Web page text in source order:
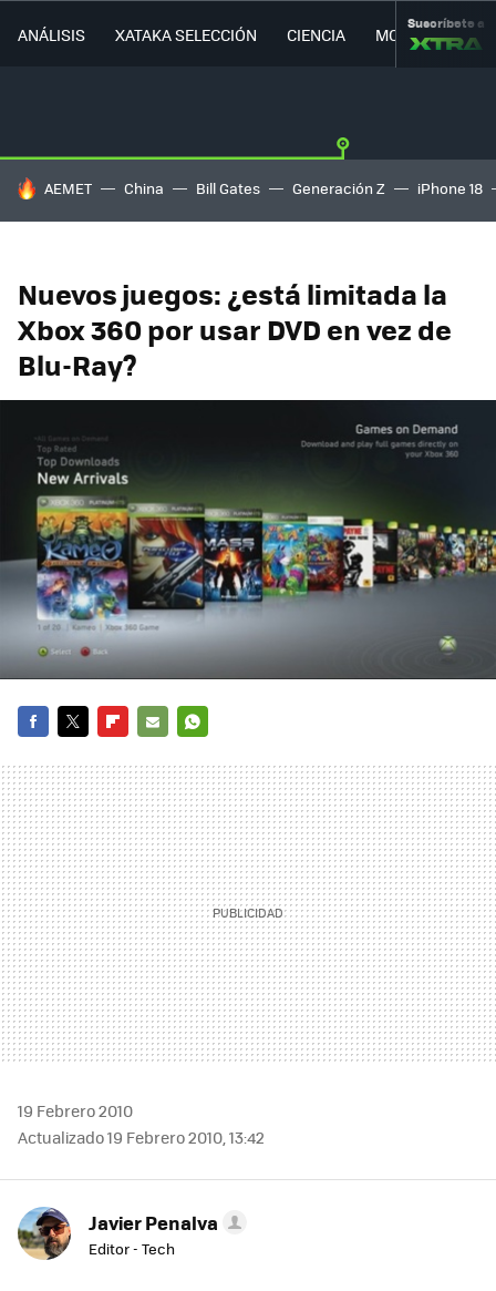
ANÁLISIS XATAKA SELECCIÓN CIENCIA MOVILIDAD
Suscríbete a
HOY SE HABLA DE
AEMET China Bill Gates Generación Z iPhone 18
Nuevos juegos: ¿está limitada la
Xbox 360 por usar DVD en vez de
Blu-Ray?
MAIL
19 Febrero 2010
Actualizado 19 Febrero 2010, 13:42
Javier Penalva
Editor - Tech